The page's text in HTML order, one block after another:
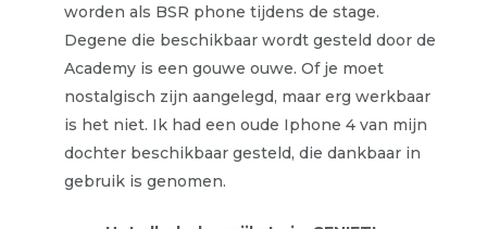
worden als BSR phone tijdens de stage.
Degene die beschikbaar wordt gesteld door de
Academy is een gouwe ouwe. Of je moet
nostalgisch zijn aangelegd, maar erg werkbaar
is het niet. Ik had een oude Iphone 4 van mijn
dochter beschikbaar gesteld, die dankbaar in
gebruik is genomen.